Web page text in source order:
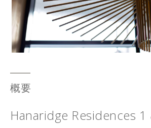
概要
Hanaridge Residences 1